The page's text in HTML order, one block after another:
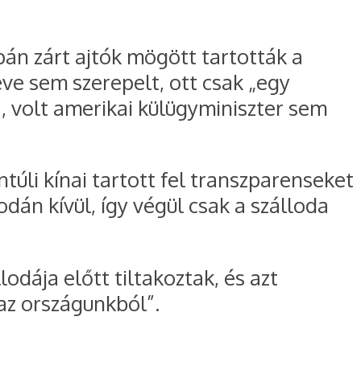
zárt ajtók mögött tartották a
sem szerepelt, ott csak „egy
volt amerikai külügyminiszter sem
kínai tartott fel transzparenseket
kívül, így végül csak a szálloda
előtt tiltakoztak, és azt
országunkból”.